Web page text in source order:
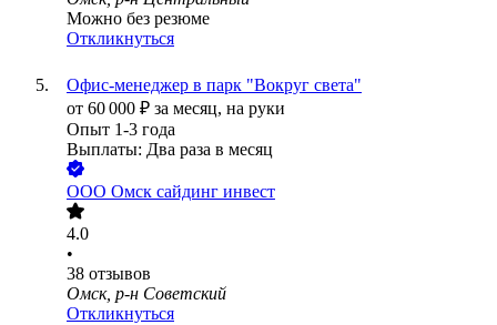
Можно без резюме
Откликнуться
Офис-менеджер в парк "Вокруг света"
от 60 000 ₽ за месяц, на руки
Опыт 1-3 года
Выплаты: Два раза в месяц
ООО Омск сайдинг инвест
4.0
•
38 отзывов
Омск, р-н Советский
Откликнуться